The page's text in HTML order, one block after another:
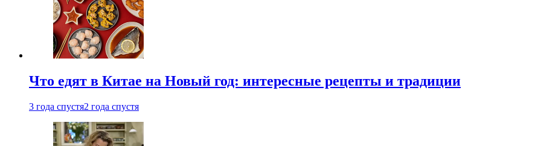
Что едят в Китае на Новый год: интересные рецепты и традиции
3 года спустя2 года спустя